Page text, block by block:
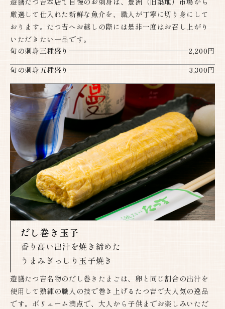
厳選して仕入れた新鮮な魚介を、職人が丁寧に切り身にして
おります。たつ吉へお越しの際には是非一度はお召し上がり
いただきたい一品です。
旬の刺身三種盛り
2,200円
旬の刺身五種盛り
3,300円
だし巻き玉子
香り高い出汁を焼き締めた
うまみぎっしり玉子焼き​​​​​​​
遊膳たつ吉名物のだし巻きたまごは、卵と同じ割合の出汁を
使用して熟練の職人の技で巻き上げるたつ吉で大人気の逸品
です。ボリューム満点で、大人から子供までお楽しみいただ